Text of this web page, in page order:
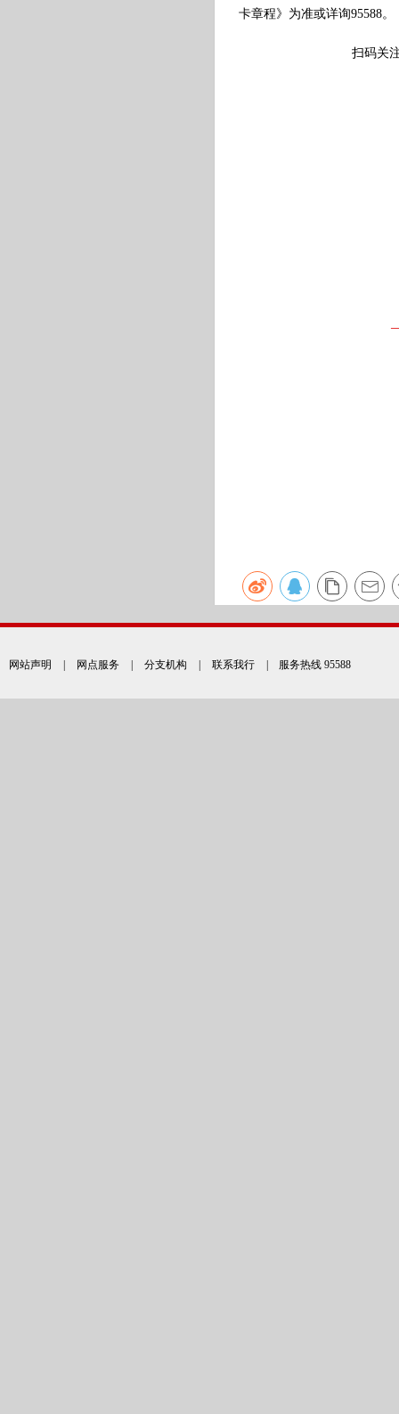
卡章程》为准或详询95588。
扫码关
网站声明 网点服务 分支机构 联系我行 | 服务热线 95588